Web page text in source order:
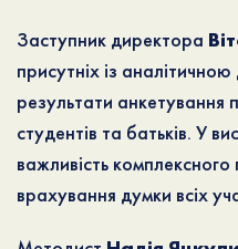
Заступник директора
присутніх із
результати анкетування
студентів та батьків. У
важливість
врахування думки всіх